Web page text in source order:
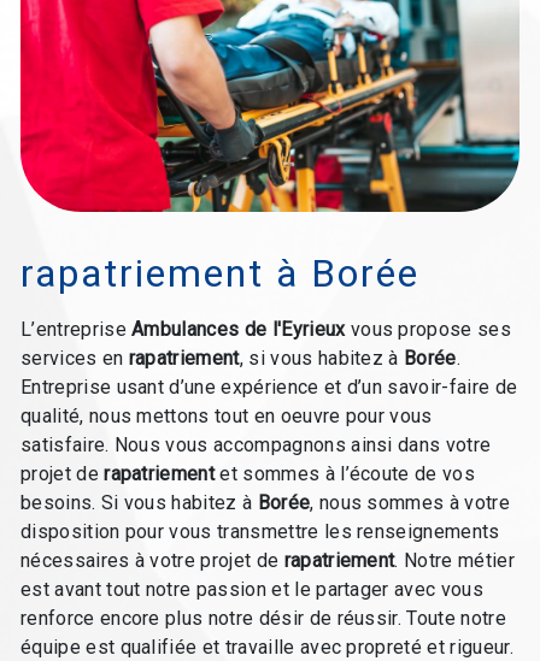
rapatriement à Borée
L’entrepriseAmbulances de l'Eyrieuxvous propose ses
services en rapatriement, si vous habitez à Borée.
Entreprise usant d’une expérience et d’un savoir-faire de
qualité, nous mettons tout en oeuvre pour vous
satisfaire. Nous vous accompagnons ainsi dans votre
projet derapatriementet sommes à l’écoute de vos
besoins. Si vous habitez à Borée, nous sommes à votre
disposition pour vous transmettre les renseignements
nécessaires à votre projet de rapatriement. Notre métier
est avant tout notre passion et le partager avec vous
renforce encore plus notre désir de réussir. Toute notre
équipe est qualifiée et travaille avec propreté et rigueur.